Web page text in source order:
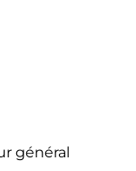
général